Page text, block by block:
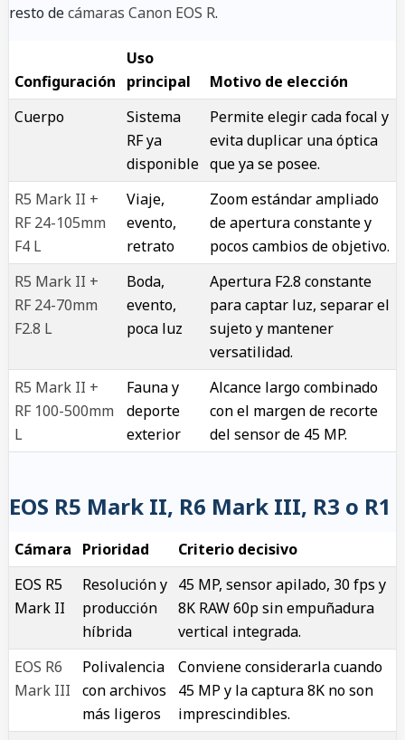
resto decámaras Canon EOS R.
Configuración
Uso
principal
Motivo de elección
Cuerpo
Sistema
RF ya
disponible
Permite elegir cada focal y
evita duplicar una óptica
que ya se posee.
R5 Mark II +
RF 24-105mm
F4 L
Viaje,
evento,
retrato
Zoom estándar ampliado
de apertura constante y
pocos cambios de objetivo.
R5 Mark II +
RF 24-70mm
F2.8 L
Boda,
evento,
poca luz
Apertura F2.8 constante
para captar luz, separar el
sujeto y mantener
versatilidad.
R5 Mark II +
RF 100-500mm
L
Fauna y
deporte
exterior
Alcance largo combinado
con el margen de recorte
del sensor de 45 MP.
EOS R5 Mark II, R6 Mark III, R3 o R1
Cámara Prioridad
Criterio decisivo
EOS R5
Mark II
Resolución y
producción
híbrida
45 MP, sensor apilado, 30 fps y
8K RAW 60p sin empuñadura
vertical integrada.
EOS R6
Mark III
Polivalencia
con archivos
más ligeros
Conviene considerarla cuando
45 MP y la captura 8K no son
imprescindibles.